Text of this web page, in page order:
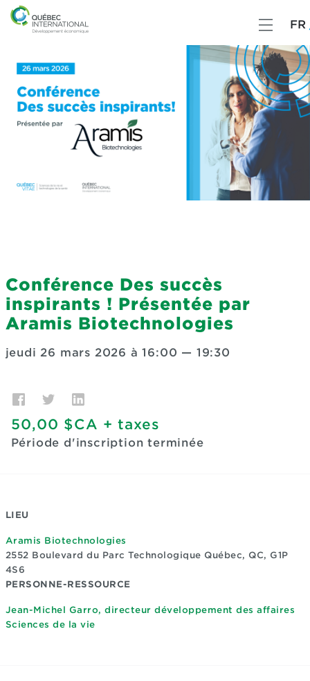
FR
Conférence Des succès
inspirants ! Présentée par
Aramis Biotechnologies
jeudi 26 mars 2026 à 16:00 — 19:30
50,00 $CA + taxes
Période d'inscription terminée
LIEU
Aramis Biotechnologies
2552 Boulevard du Parc Technologique Québec, QC, G1P
4S6
PERSONNE-RESSOURCE
Jean-Michel Garro, directeur développement des affaires
Sciences de la vie